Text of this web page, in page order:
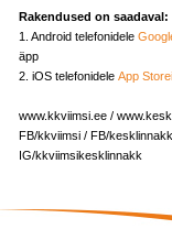
Rakendused on saadaval:
1. Android telefonidele
äpp
2. iOS telefonidele App
www.kkviimsi.ee /
FB/kkviimsi / FB/kesklinnakk
IG/kkviimsikesklinnakk